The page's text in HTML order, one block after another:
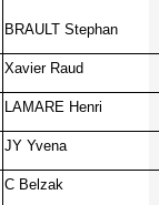
BRAULT Stephan
Xavier Raud
LAMARE Henri
JY Yvena
C Belzak